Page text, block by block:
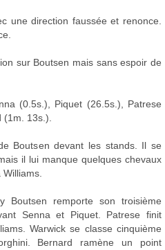
une direction faussée et renonce.
sur Boutsen mais sans espoir de
(0.5s.), Piquet (26.5s.), Patrese
(1m. 13s.).
Boutsen devant les stands. Il se
il lui manque quelques chevaux
Boutsen remporte son troisième
Senna et Piquet. Patrese finit
Warwick se classe cinquième
Bernard ramène un point